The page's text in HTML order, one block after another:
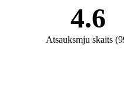
4.6
Atsauksmju skaits (